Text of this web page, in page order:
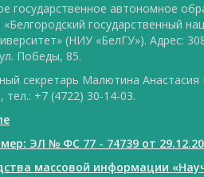
государственное автономное
государственный
(НИУ «БелГУ»). Адрес:
Победы, 85.
секретарь Малютина
, тел.: +7 (4722) 30-14-03.
ЭЛ № ФС 77 - 74739 от
массовой информации